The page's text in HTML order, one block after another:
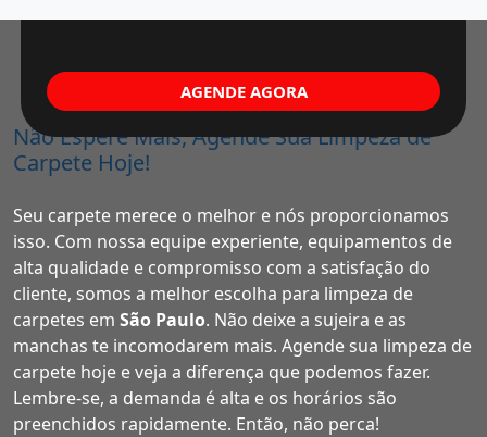
Não Espere Mais, Agende Sua Limpeza de
Carpete Hoje!
Seu carpete merece o melhor e nós proporcionamos
isso. Com nossa equipe experiente, equipamentos de
alta qualidade e compromisso com a satisfação do
cliente, somos a melhor escolha para limpeza de
carpetes em São Paulo. Não deixe a sujeira e as
manchas te incomodarem mais. Agende sua limpeza de
carpete hoje e veja a diferença que podemos fazer.
Lembre-se, a demanda é alta e os horários são
preenchidos rapidamente. Então, não perca!
AGENDE AGORA